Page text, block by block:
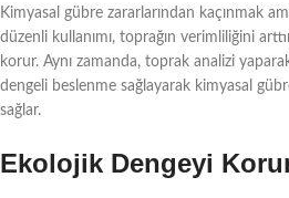
Kimyasal gübre zararlarından kaçınmak
düzenli kullanımı, toprağın verimliliğini
korur. Aynı zamanda, toprak analizi
dengeli beslenme sağlayarak kimyasal
sağlar.
Ekolojik Dengeyi